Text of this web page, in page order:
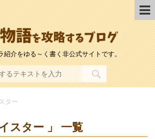
紹介をゆる～く書く非公式サイトです。
ター
スター 」 一覧